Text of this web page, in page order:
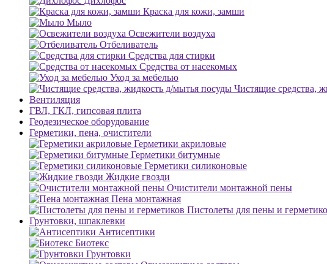
Краска для кожи, замши
Мыло
Освежители воздуха
Отбеливатель
Средства для стирки
Средства от насекомых
Уход за мебелью
Чистящие средства,
Вентиляция
ГВЛ, ГКЛ, гипсовая плита
Геодезическое оборудование
Герметики, пена, очистители
Герметики акриловые
Герметики битумные
Герметики силиконовые
Жидкие гвозди
Очистители монтажной пены
Пена монтажная
Пистолеты для пены и
Грунтовки, шпаклевки
Антисептики
Биотекс
Грунтовки